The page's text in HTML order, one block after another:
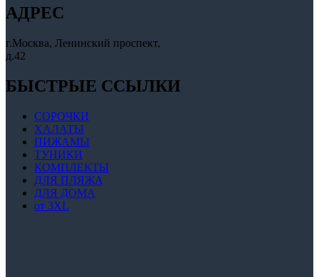
АДРЕС
г.Москва, Ленинский проспект,
д.42
БЫСТРЫЕ ССЫЛКИ
СОРОЧКИ
ХАЛАТЫ
ПИЖАМЫ
ТУНИКИ
КОМПЛЕКТЫ
ДЛЯ ПЛЯЖА
ДЛЯ ДОМА
от 3XL